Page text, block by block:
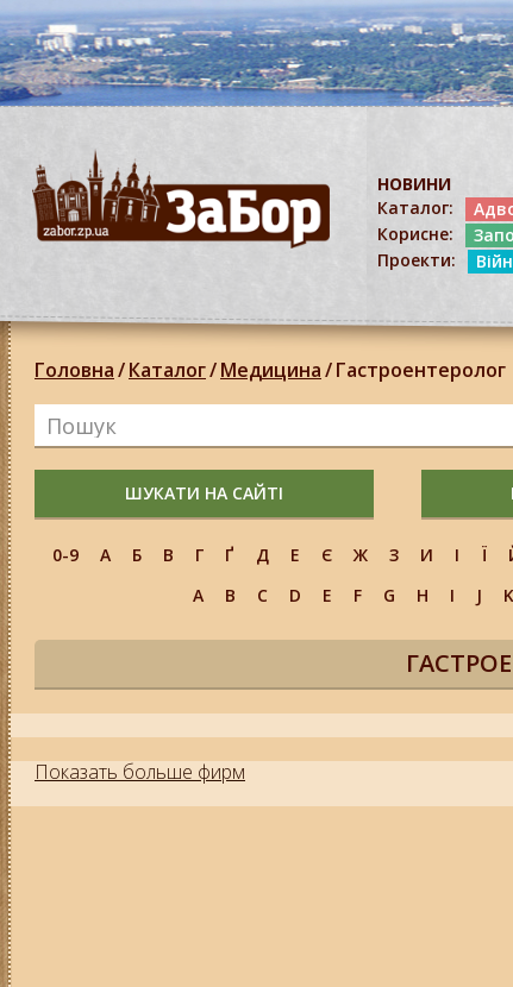
НОВИНИ
Каталог:
Корисне:
Проекти:
Головна/Каталог/Медицина/Гастроентеролог
ШУКАТИ НА САЙТІ
0-9 А Б В Г Ґ Д Е Є Ж З И І Ї
A
B C D E F G H I J K
Показать больше фирм